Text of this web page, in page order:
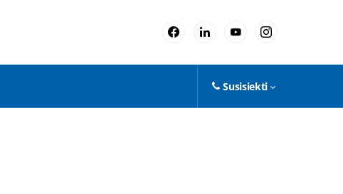
Susisiekti